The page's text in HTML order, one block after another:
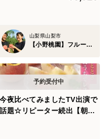
せているからこその証で
というのは実はまだ若い
のですが、
っくりかけて樹上完熟す
山梨県山梨市
【小野桃園】フルーツ王国山梨ブランド
今夜比べてみましたTV出演で
話題☆リピーター続出【朝ど